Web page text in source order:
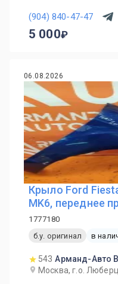
(904) 840-47-47
5 000
06.08.2026
Крыло Ford
MK6, переднее
1777180
б.у. оригинал
в
543 Арманд-Авто
Москва, г.о.